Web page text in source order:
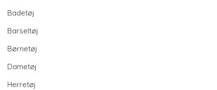
Badetøj
Barseltøj
Børnetøj
Dametøj
Herretøj